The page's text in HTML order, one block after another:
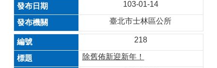
103-01-14
臺北市士林區公所
218
除舊佈新迎新年！